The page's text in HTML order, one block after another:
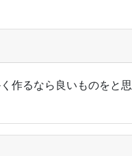
作るなら良いものをと思